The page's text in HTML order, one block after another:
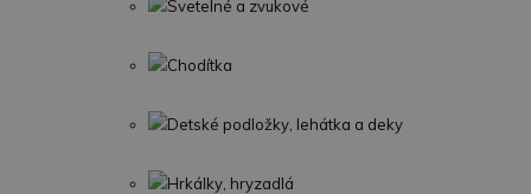
Svetelné a zvukové
Chodítka
Detské podložky, lehátka a deky
Hrkálky, hryzadlá